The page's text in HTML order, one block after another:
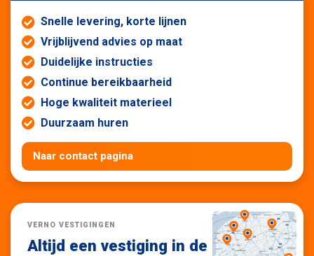
Snelle levering, korte lijnen
Vrijblijvend advies op maat
Duidelijke instructies
Continue bereikbaarheid
Hoge kwaliteit materieel
Duurzaam huren
Naar contact pagina
VERNO VESTIGINGEN
Altijd een vestiging in de